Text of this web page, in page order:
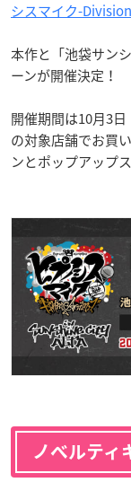
シスマイク-
本作と「池袋サン
ーンが開催決定！
開催期間は10月3
の対象店舗でお買
ンとポップアップ
ノベルティ